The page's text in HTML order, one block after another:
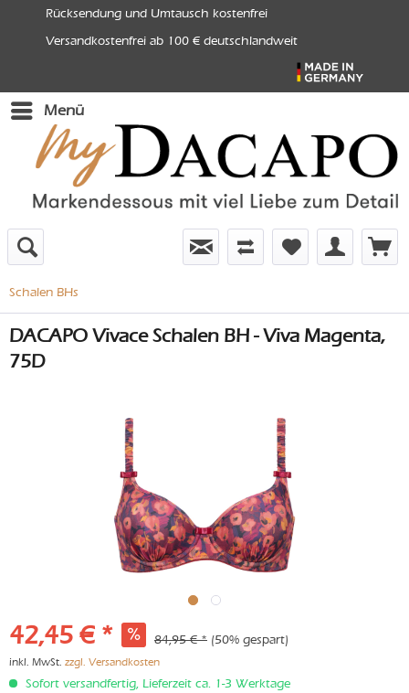
Rücksendung und Umtausch kostenfrei
Versandkostenfrei ab 100 € deutschlandweit
Menü
Schalen BHs
DACAPO Vivace Schalen BH - Viva Magenta,
75D
42,45 € * 84,95 € * (50% gespart)
inkl. MwSt. zzgl. Versandkosten
Sofort versandfertig, Lieferzeit ca. 1-3 Werktage